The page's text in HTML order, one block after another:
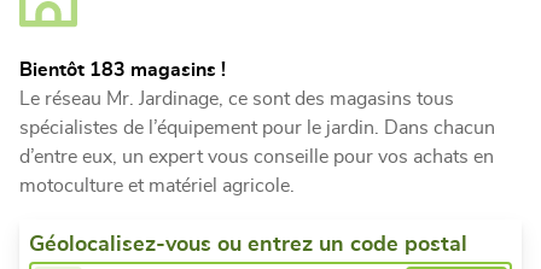
Bientôt 183 magasins !
Le réseau Mr. Jardinage, ce sont des magasins tous
spécialistes de l’équipement pour le jardin. Dans chacun
d’entre eux, un expert vous conseille pour vos achats en
motoculture et matériel agricole.
Géolocalisez-vous ou entrez un code postal